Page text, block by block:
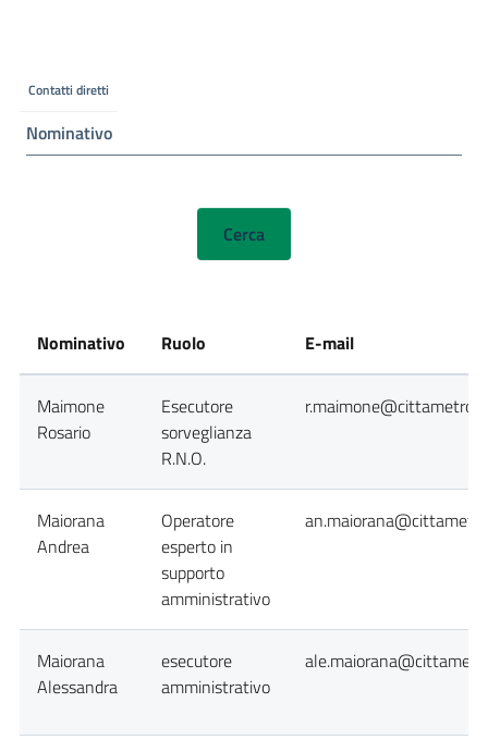
Contatti diretti
Nominativo
Nominativo Ruolo E-mail
Maimone
Rosario
Esecutore
sorveglianza
R.N.O.
Maiorana
Andrea
Operatore
esperto in
supporto
amministrativo
Maiorana
Alessandra
esecutore
amministrativo